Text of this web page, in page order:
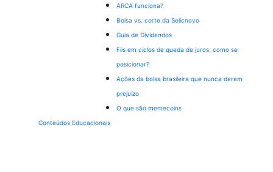
ARCA funciona?
Bolsa vs. corte da Selicnovo
Guia de Dividendos
Fiis em ciclos de queda de juros: como se
posicionar?
Ações da bolsa brasileira que nunca deram
prejuízo
O que são memecoins
Conteúdos Educacionais